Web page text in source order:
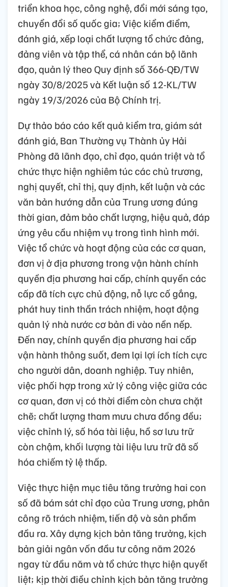
triển khoa học, công nghệ, đổi mới sáng tạo,
chuyển đổi số quốc gia; Việc kiểm điểm,
đánh giá, xếp loại chất lượng tổ chức đảng,
đảng viên và tập thể, cá nhân cán bộ lãnh
đạo, quản lý theo Quy định số 366-QĐ/TW
ngày 30/8/2025 và Kết luận số 12-KL/TW
ngày 19/3/2026 của Bộ Chính trị.
Dự thảo báo cáo kết quả kiểm tra, giám sát
đánh giá, Ban Thường vụ Thành ủy Hải
Phòng đã lãnh đạo, chỉ đạo, quán triệt và tổ
chức thực hiện nghiêm túc các chủ trương,
nghị quyết, chỉ thị, quy định, kết luận và các
văn bản hướng dẫn của Trung ương đúng
thời gian, đảm bảo chất lượng, hiệu quả, đáp
ứng yêu cầu nhiệm vụ trong tình hình mới.
Việc tổ chức và hoạt động của các cơ quan,
đơn vị ở địa phương trong vận hành chính
quyền địa phương hai cấp, chính quyền các
cấp đã tích cực chủ động, nỗ lực cố gắng,
phát huy tinh thần trách nhiệm, hoạt động
quản lý nhà nước cơ bản đi vào nền nếp.
Đến nay, chính quyền địa phương hai cấp
vận hành thông suốt, đem lại lợi ích tích cực
cho người dân, doanh nghiệp. Tuy nhiên,
việc phối hợp trong xử lý công việc giữa các
cơ quan, đơn vị có thời điểm còn chưa chặt
chẽ; chất lượng tham mưu chưa đồng đều;
việc chỉnh lý, số hóa tài liệu, hồ sơ lưu trữ
còn chậm, khối lượng tài liệu lưu trữ đã số
hóa chiếm tỷ lệ thấp.
Việc thực hiện mục tiêu tăng trưởng hai con
số đã bám sát chỉ đạo của Trung ương, phân
công rõ trách nhiệm, tiến độ và sản phẩm
đầu ra. Xây dựng kịch bản tăng trưởng, kịch
bản giải ngân vốn đầu tư công năm 2026
ngay từ đầu năm và tổ chức thực hiện quyết
liệt; kịp thời điều chỉnh kịch bản tăng trưởng